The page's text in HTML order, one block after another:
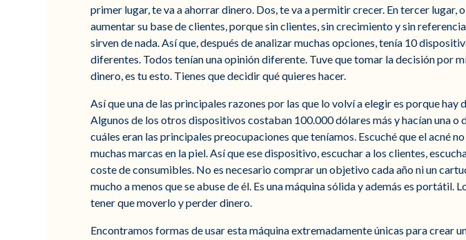
primer lugar, te va a ahorrar dinero. Dos, te va a permitir crecer. En tercer
aumentar su base de clientes, porque sin clientes, sin crecimiento y sin
sirven de nada. Así que, después de analizar muchas opciones, tenía 10
diferentes. Todos tenían una opinión diferente. Tuve que tomar la decisión por
dinero, es tu esto. Tienes que decidir qué quieres hacer.
Así que una de las principales razones por las que lo volví a elegir es porque
Algunos de los otros dispositivos costaban 100.000 dólares más y hacían una o
cuáles eran las principales preocupaciones que teníamos. Escuché que el acné
muchas marcas en la piel. Así que ese dispositivo, escuchar a los clientes,
coste de consumibles. No es necesario comprar un objetivo cada año ni un
mucho a menos que se abuse de él. Es una máquina sólida y además es
tener que moverlo y perder dinero.
Encontramos formas de usar esta máquina extremadamente únicas para crear